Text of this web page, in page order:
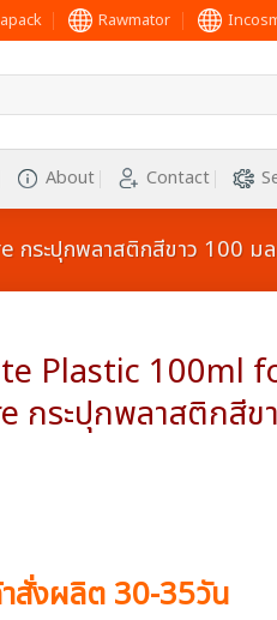
Rawmator
About Contact
ระปุกพลาสติกสีขาว 100 มล
Plastic 100ml
กระปุกพลาสติกสีข
สั่งผลิต 30-35วัน